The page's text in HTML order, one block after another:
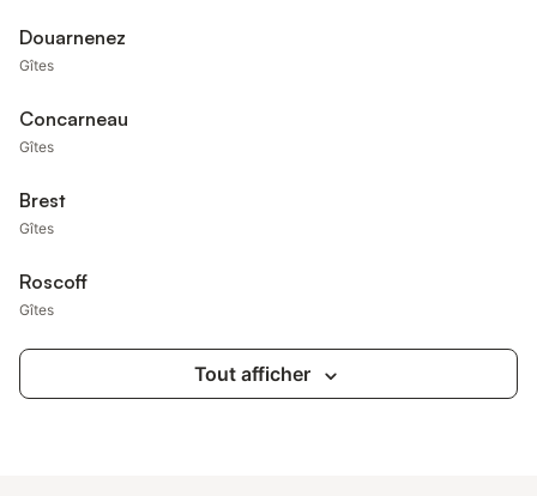
Douarnenez
Gîtes
Concarneau
Gîtes
Brest
Gîtes
Roscoff
Gîtes
Tout afficher